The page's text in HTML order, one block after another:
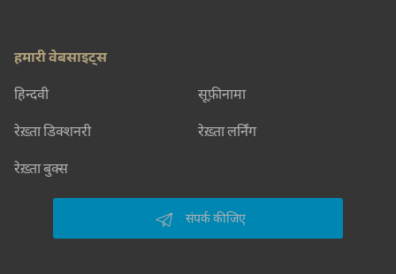
हमारी वेबसाइट्स
हिन्दवी सूफ़ीनामा
रेख़्ता डिक्शनरी रेख़्ता लर्निंग
रेख़्ता बुक्स
संपर्क कीजिए